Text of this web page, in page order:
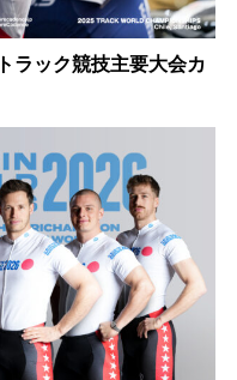
ラック競技主要大会カ